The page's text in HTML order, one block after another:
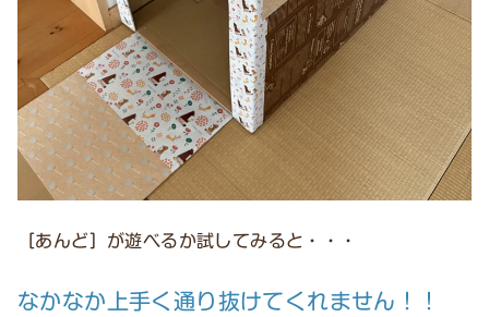
［あんど］が遊べるか試してみると・・・
なかなか上手く通り抜けてくれません！！